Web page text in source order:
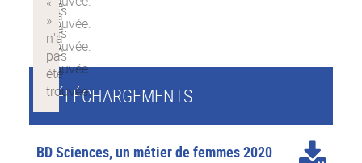
TÉLÉCHARGEMENTS
BD Sciences, un métier de femmes 2020